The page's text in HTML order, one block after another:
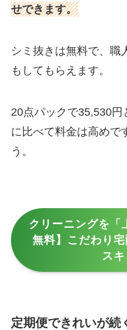
せできます。
シミ抜きは無料で、職
もしてもらえます。
20点パックで35,530
に比べて料金は高めで
う。
クリーニングを「
無料】こだわり
スキ
定期便できれいが続